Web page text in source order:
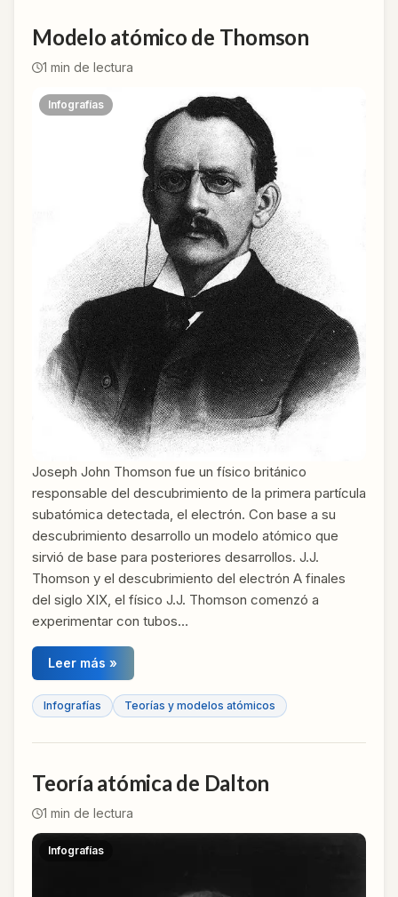
Modelo atómico de Thomson
1 min de lectura
Infografías
Joseph John Thomson fue un físico británico
responsable del descubrimiento de la primera partícula
subatómica detectada, el electrón. Con base a su
descubrimiento desarrollo un modelo atómico que
sirvió de base para posteriores desarrollos. J.J.
Thomson y el descubrimiento del electrón A finales
del siglo XIX, el físico J.J. Thomson comenzó a
experimentar con tubos…
Leer más »
Infografías Teorías y modelos atómicos
Teoría atómica de Dalton
1 min de lectura
Infografías